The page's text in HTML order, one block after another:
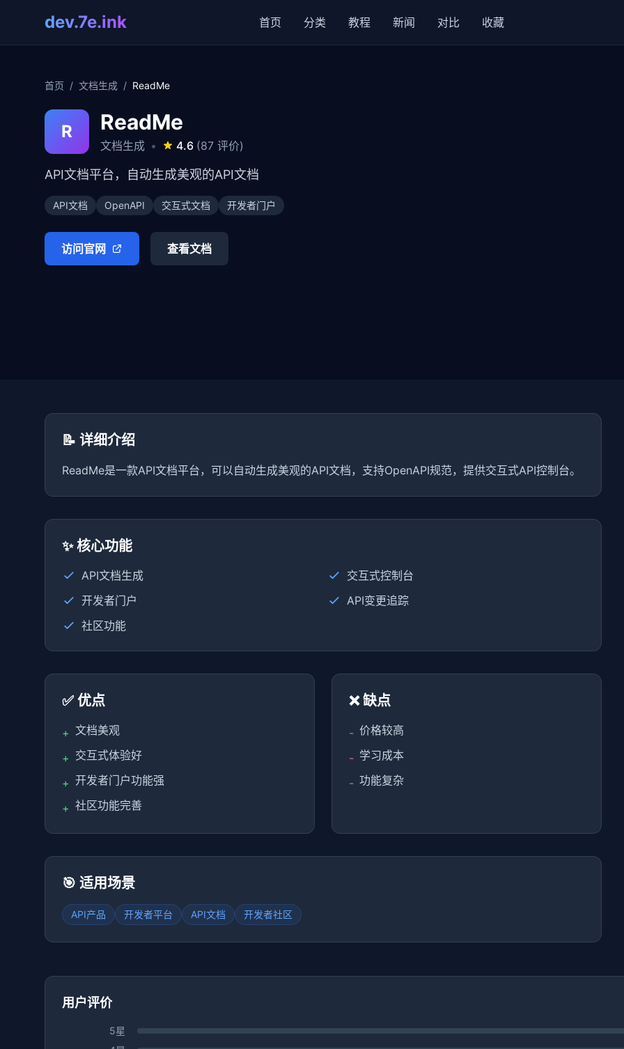
dev.7e.ink 首页 分类 教程 新闻 对比 收藏
首页 / 文档生成 / ReadMe
R ReadMe
文档生成 • 4.6 (87 评价)
API文档平台，自动生成美观的API文档
API文档 OpenAPI 交互式文档 开发者门户
访问官网 查看文档
📝 详细介绍
ReadMe是一款API文档平台，可以自动生成美观的API文档，支持OpenAPI规范，提供交互式API控制台。
✨ 核心功能
API文档生成
交互式控制台
开发者门户
API变更追踪
社区功能
✅ 优点
+ 文档美观
+ 交互式体验好
+ 开发者门户功能强
+ 社区功能完善
❌ 缺点
- 价格较高
- 学习成本
- 功能复杂
🎯 适用场景
API产品 开发者平台 API文档 开发者社区
用户评价
5星